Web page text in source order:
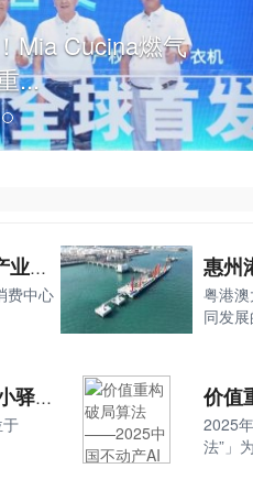
定义广播制作的
中港皮具城亮相广州时尚产业大会 联名金顶奖设计师首发新品
费中心
粤港
同发
"红驿暖心"照亮司乘归途 小驿站诠释服务大情怀
2025
法”」